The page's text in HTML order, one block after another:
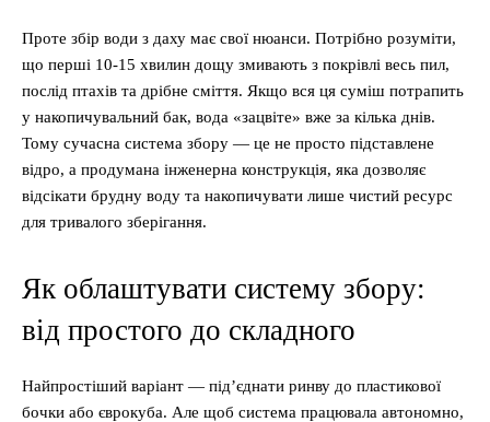
Проте збір води з даху має свої нюанси. Потрібно розуміти,
що перші 10-15 хвилин дощу змивають з покрівлі весь пил,
послід птахів та дрібне сміття. Якщо вся ця суміш потрапить
у накопичувальний бак, вода «зацвіте» вже за кілька днів.
Тому сучасна система збору — це не просто підставлене
відро, а продумана інженерна конструкція, яка дозволяє
відсікати брудну воду та накопичувати лише чистий ресурс
для тривалого зберігання.
Як облаштувати систему збору:
від простого до складного
Найпростіший варіант — під’єднати ринву до пластикової
бочки або єврокуба. Але щоб система працювала автономно,